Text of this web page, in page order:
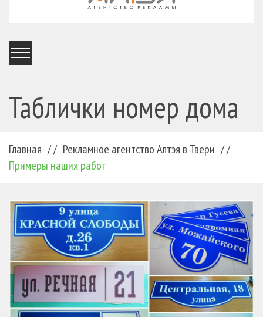
Таблички номер дома
Главная / / Рекламное агентство Алтэя в Твери / /
Примеры наших работ